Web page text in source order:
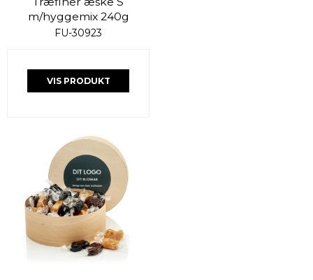
m/hyggemix 240g
FU-30923
VIS PRODUKT